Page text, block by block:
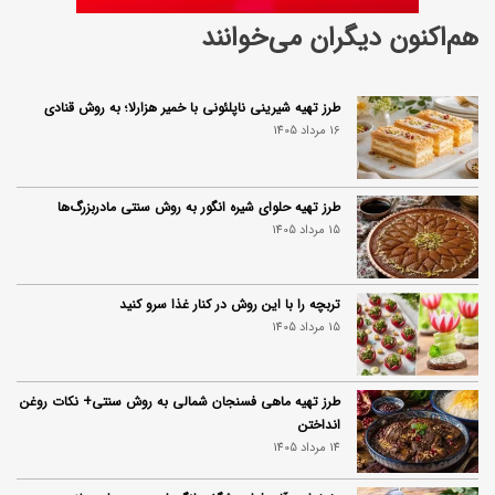
هم‌اکنون دیگران می‌خوانند
طرز تهیه شیرینی ناپلئونی با خمیر هزارلا؛ به روش قنادی
16 مرداد 1405
طرز تهیه حلوای شیره انگور به روش سنتی مادربزرگ‌ها
15 مرداد 1405
تربچه را با این روش در کنار غذا سرو کنید
15 مرداد 1405
طرز تهیه ماهی فسنجان شمالی به روش سنتی+ نکات روغن
انداختن
14 مرداد 1405